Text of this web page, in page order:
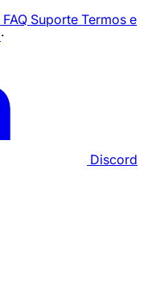
FAQ Suporte Termos e
·
Discord